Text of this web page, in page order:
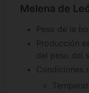
Melena de
Peso de la
Producción
del peso del
Condiciones